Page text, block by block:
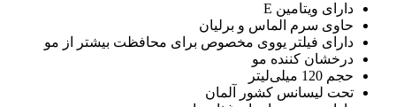
دارای ویتامین E
حاوی سرم الماس و برلیان
دارای فیلتر یووی مخصوص برای محافظت بیشتر از مو
درخشان کننده مو
حجم 120 میلی‌لیتر
تحت لیسانس کشور آلمان